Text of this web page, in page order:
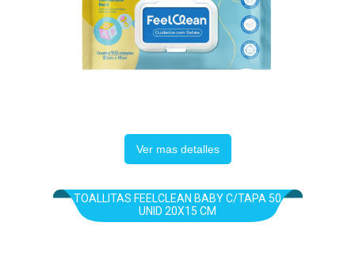
Ver mas detalles
TOALLITAS FEELCLEAN BABY C/TAPA 50
UNID 20X15 CM